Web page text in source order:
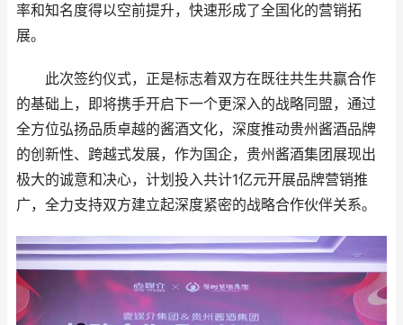
率和知名度得以空前提升，快速形成了全国化的营销拓
展。
此次签约仪式，正是标志着双方在既往共生共赢合作
的基础上，即将携手开启下一个更深入的战略同盟，通过
全方位弘扬品质卓越的酱酒文化，深度推动贵州酱酒品牌
的创新性、跨越式发展，作为国企，贵州酱酒集团展现出
极大的诚意和决心，计划投入共计1亿元开展品牌营销推
广，全力支持双方建立起深度紧密的战略合作伙伴关系。